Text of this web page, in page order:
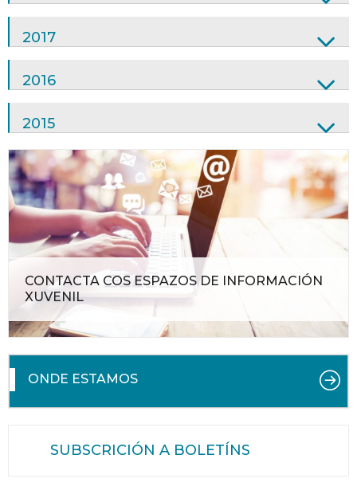
2017
2016
2015
CONTACTA COS ESPAZOS DE INFORMACIÓN
XUVENIL
ONDE ESTAMOS
SUBSCRICIÓN A BOLETÍNS